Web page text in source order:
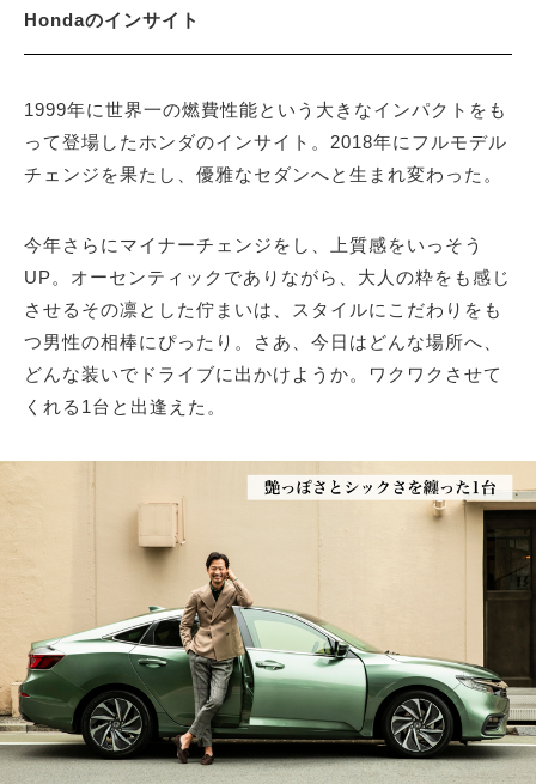
Hondaのインサイト
1999年に世界一の燃費性能という大きなインパクトをも
って登場したホンダのインサイト。2018年にフルモデル
チェンジを果たし、優雅なセダンへと生まれ変わった。
今年さらにマイナーチェンジをし、上質感をいっそう
UP。オーセンティックでありながら、大人の粋をも感じ
させるその凛とした佇まいは、スタイルにこだわりをも
つ男性の相棒にぴったり。さあ、今日はどんな場所へ、
どんな装いでドライブに出かけようか。ワクワクさせて
くれる1台と出逢えた。